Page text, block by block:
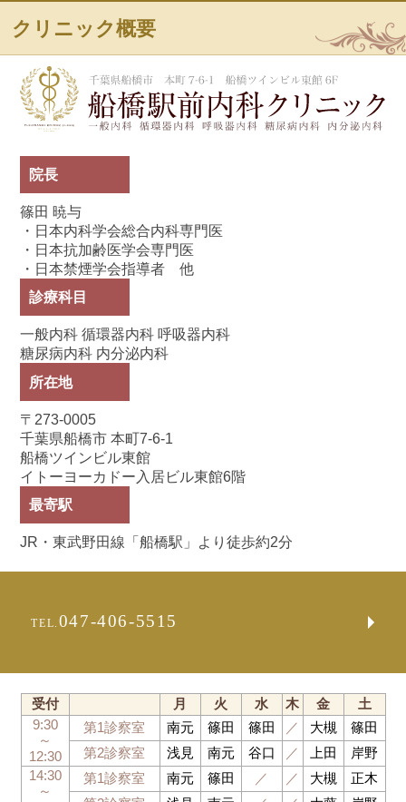
クリニック概要
院長
篠田 暁与
・日本内科学会総合内科専門医
・日本抗加齢医学会専門医
・日本禁煙学会指導者 他
診療科目
一般内科 循環器内科 呼吸器内科
糖尿病内科 内分泌内科
所在地
〒273-0005
千葉県船橋市 本町7-6-1
船橋ツインビル東館
イトーヨーカドー入居ビル東館6階
最寄駅
JR・東武野田線「船橋駅」より徒歩約2分
TEL. 047-406-5515
受付 月 火 水 木 金
土
9:30
～
12:30
第1診察室 南元 篠田 篠田 ／ 大槻
篠田
第2診察室
浅見 南元 谷口 ／ 上田
岸野
14:30
～
第1診察室 南元 篠田 ／ ／ 大槻
正木